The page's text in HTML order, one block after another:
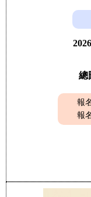
總
報
報